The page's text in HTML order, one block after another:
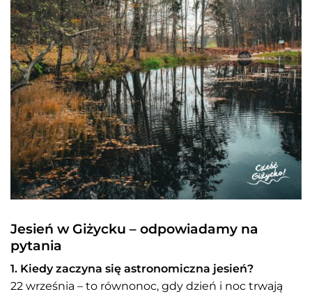
Jesień w Giżycku – odpowiadamy na
pytania
1. Kiedy zaczyna się astronomiczna jesień?
22 września – to równonoc, gdy dzień i noc trwają